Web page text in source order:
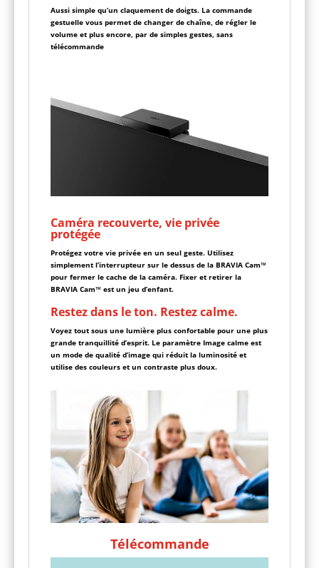
Aussi simple qu’un claquement de doigts. La commande
gestuelle vous permet de changer de chaîne, de régler le
volume et plus encore, par de simples gestes, sans
télécommande
Caméra recouverte, vie privée
protégée
Protégez votre vie privée en un seul geste. Utilisez
simplement l’interrupteur sur le dessus de la BRAVIA Cam™
pour fermer le cache de la caméra. Fixer et retirer la
BRAVIA Cam™ est un jeu d’enfant.
Restez dans le ton. Restez calme.
Voyez tout sous une lumière plus confortable pour une plus
grande tranquillité d’esprit. Le paramètre Image calme est
un mode de qualité d’image qui réduit la luminosité et
utilise des couleurs et un contraste plus doux.
Télécommande